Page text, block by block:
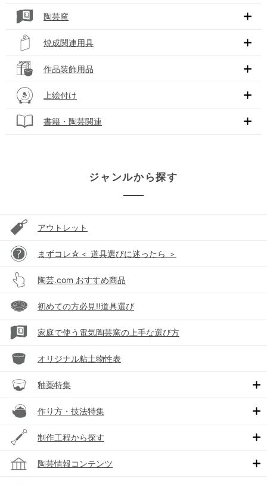
陶芸窯
焼成関連用具
作品装飾用品
上絵付け
書籍・陶芸関連
ジャンルから探す
アウトレット
まずコレ☆＜ 道具選びに迷ったら ＞
陶芸.com おすすめ商品
初めての方必見!!道具選び
家庭で使う電気陶芸窯の上手な選び方
オリジナル粘土物性表
釉薬特集
作り方・技法特集
制作工程から探す
陶芸情報コンテンツ